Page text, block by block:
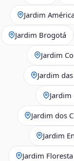
Jardim América
Jardim Brogotá
Jardim
Jardim
Jardim
Jardim dos
Jardim
Jardim Floresta